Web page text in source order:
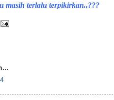
masih terlalu terpikirkan..???